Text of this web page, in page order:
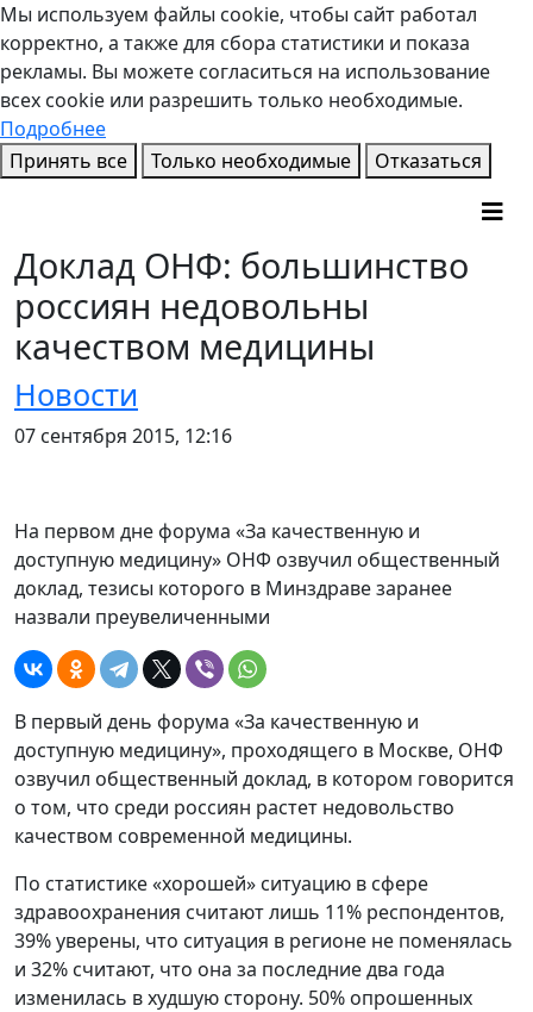
Мы используем файлы cookie, чтобы сайт работал
корректно, а также для сбора статистики и показа
рекламы. Вы можете согласиться на использование
всех cookie или разрешить только необходимые.
Подробнее
Принять все
Только необходимые Отказаться
Доклад ОНФ: большинство
россиян недовольны
качеством медицины
Новости
07 сентября 2015, 12:16
На первом дне форума «За качественную и
доступную медицину» ОНФ озвучил общественный
доклад, тезисы которого в Минздраве заранее
назвали преувеличенными
В первый день форума «За качественную и
доступную медицину», проходящего в Москве, ОНФ
озвучил общественный доклад, в котором говорится
о том, что среди россиян растет недовольство
качеством современной медицины.
По статистике «хорошей» ситуацию в сфере
здравоохранения считают лишь 11% респондентов,
39% уверены, что ситуация в регионе не поменялась
и 32% считают, что она за последние два года
изменилась в худшую сторону. 50% опрошенных